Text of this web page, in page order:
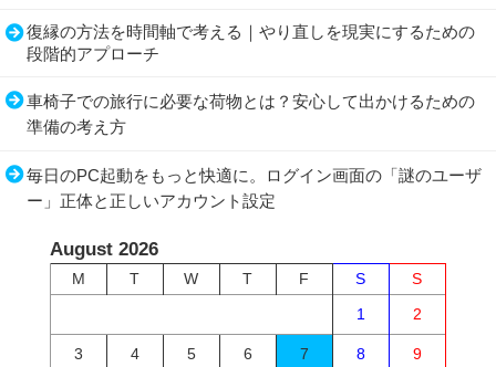
復縁の方法を時間軸で考える｜やり直しを現実にするための
段階的アプローチ
車椅子での旅行に必要な荷物とは？安心して出かけるための
準備の考え方
毎日のPC起動をもっと快適に。ログイン画面の「謎のユーザ
ー」正体と正しいアカウント設定
August 2026
M T W T F S
S
1
2
3 4 5 6 7 8 9